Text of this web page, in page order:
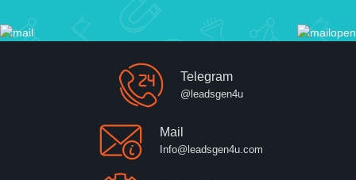
Telegram
@leadsgen4u
Mail
Info@leadsgen4u.com